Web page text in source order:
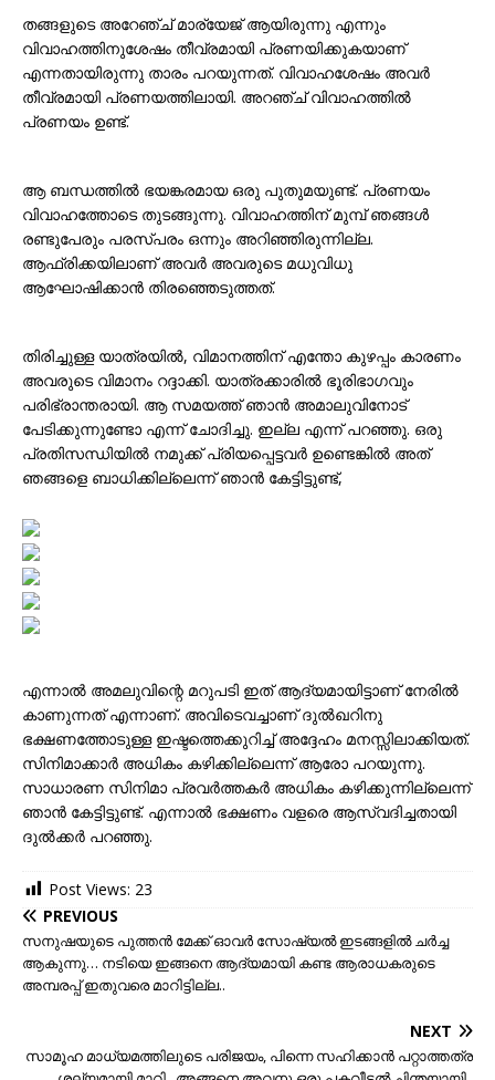
തങ്ങളുടെ അറേഞ്ച് മാര്യേജ് ആയിരുന്നു എന്നും
വിവാഹത്തിനുശേഷം തീവ്രമായി പ്രണയിക്കുകയാണ്
എന്നതായിരുന്നു താരം പറയുന്നത്. വിവാഹശേഷം അവർ
തീവ്രമായി പ്രണയത്തിലായി. അറഞ്ച് വിവാഹത്തിൽ
പ്രണയം ഉണ്ട്.
ആ ബന്ധത്തിൽ ഭയങ്കരമായ ഒരു പുതുമയുണ്ട്. പ്രണയം
വിവാഹത്തോടെ തുടങ്ങുന്നു. വിവാഹത്തിന് മുമ്പ് ഞങ്ങൾ
രണ്ടുപേരും പരസ്പരം ഒന്നും അറിഞ്ഞിരുന്നില്ല.
ആഫ്രിക്കയിലാണ് അവർ അവരുടെ മധുവിധു
ആഘോഷിക്കാൻ തിരഞ്ഞെടുത്തത്.
തിരിച്ചുള്ള യാത്രയിൽ, വിമാനത്തിന് എന്തോ കുഴപ്പം കാരണം
അവരുടെ വിമാനം റദ്ദാക്കി. യാത്രക്കാരിൽ ഭൂരിഭാഗവും
പരിഭ്രാന്തരായി. ആ സമയത്ത് ഞാൻ അമാലുവിനോട്
പേടിക്കുന്നുണ്ടോ എന്ന് ചോദിച്ചു. ഇല്ല എന്ന് പറഞ്ഞു. ഒരു
പ്രതിസന്ധിയിൽ നമുക്ക് പ്രിയപ്പെട്ടവർ ഉണ്ടെങ്കിൽ അത്
ഞങ്ങളെ ബാധിക്കില്ലെന്ന് ഞാൻ കേട്ടിട്ടുണ്ട്,
എന്നാൽ അമലുവിന്റെ മറുപടി ഇത് ആദ്യമായിട്ടാണ് നേരിൽ
കാണുന്നത് എന്നാണ്. അവിടെവച്ചാണ് ദുൽഖറിനു
ഭക്ഷണത്തോടുള്ള ഇഷ്ടത്തെക്കുറിച്ച് അദ്ദേഹം മനസ്സിലാക്കിയത്.
സിനിമാക്കാർ അധികം കഴിക്കില്ലെന്ന് ആരോ പറയുന്നു.
സാധാരണ സിനിമാ പ്രവർത്തകർ അധികം കഴിക്കുന്നില്ലെന്ന്
ഞാൻ കേട്ടിട്ടുണ്ട്. എന്നാൽ ഭക്ഷണം വളരെ ആസ്വദിച്ചതായി
ദുൽക്കർ പറഞ്ഞു.
Post Views: 23
PREVIOUS
സനുഷയുടെ പുത്തന്‍ മേക്ക് ഓവര്‍ സോഷ്യല്‍ ഇടങ്ങളില്‍ ചര്‍ച്ച
ആകുന്നു… നടിയെ ഇങ്ങനെ ആദ്യമായി കണ്ട ആരാധകരുടെ
അമ്പരപ്പ് ഇതുവരെ മാറിട്ടില്ല..
NEXT
സാമൂഹ മാധ്യമത്തിലുടെ പരിജയം, പിന്നെ സഹിക്കാന്‍ പറ്റാത്തത്ര